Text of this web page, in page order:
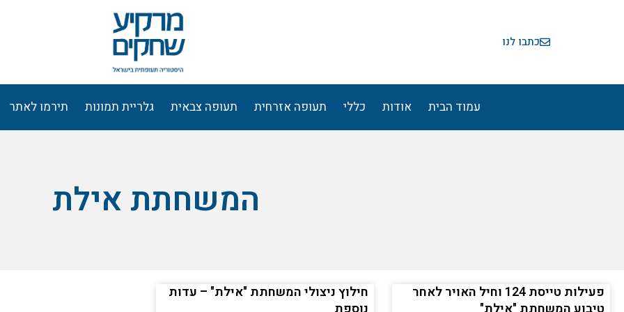
כתבו לנו
עמוד הבית אודות כללי תעופה אזרחית תעופה צבאית גלריית תמונות תירמו לאתר
המשחתת אילת
פעילות טייסת 124 וחיל האויר לאחר
חילוץ ניצולי המשחתת "אילת" – עדות